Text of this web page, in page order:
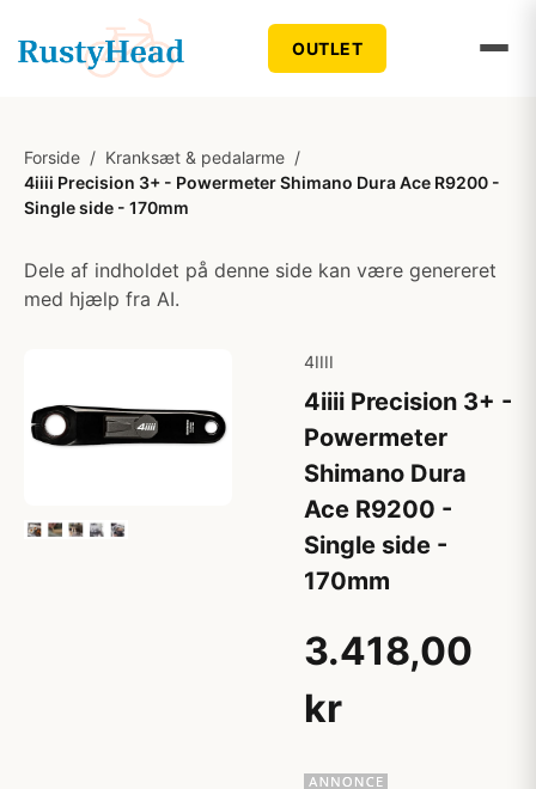
OUTLET
Forside / Kranksæt & pedalarme /
4iiii Precision 3+ - Powermeter Shimano Dura Ace R9200 -
Single side - 170mm
Dele af indholdet på denne side kan være genereret
med hjælp fra AI.
4IIII
4iiii Precision 3+ -
Powermeter
Shimano Dura
Ace R9200 -
Single side -
170mm
3.418,00
kr